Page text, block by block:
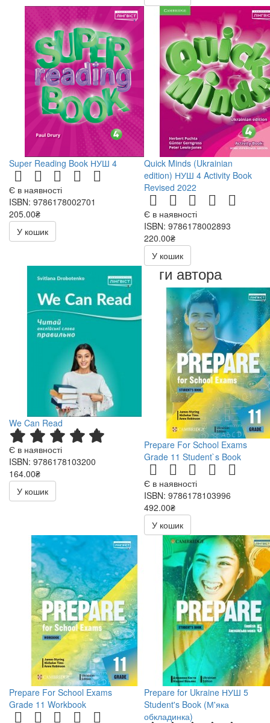
Super Reading Book НУШ 4
Є в наявності
ISBN: 9786178002701
205.00₴
У кошик
Quick Minds (Ukrainian
edition) НУШ 4 Activity Book
Revised 2022
Є в наявності
ISBN: 9786178002893
220.00₴
У кошик
We Can Read
Є в наявності
ISBN: 9786178103200
164.00₴
У кошик
Книги автора
Prepare For School Exams
Grade 11 Student`s Book
Є в наявності
ISBN: 9786178103996
492.00₴
У кошик
Prepare For School Exams
Grade 11 Workbook
Prepare for Ukraine НУШ 5
Student's Book (М'яка
обкладинка)